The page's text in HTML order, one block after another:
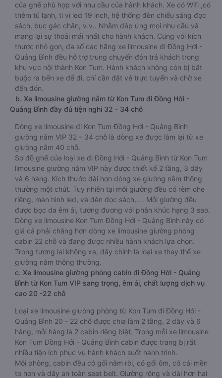
của ghế phù hợp với nhu cầu của hành khách. Xe có Wifi ,có
thêm tủ lạnh, ti vi led 19 inch, hệ thống đèn chiếu sáng đọc
sách, bục gác chân, v.v.. Nhằm đáp ứng mọi nhu cầu và
mang lại sự thoải mái nhất cho hành khách. Cũng với kích
thước nhỏ gọn, đa số các hãng xe limousine đi Đồng Hới -
Quảng Bình đều hỗ trợ trung chuyển đón trả khách trong
khu vực nội thành Kon Tum. Hành khách không còn bị bắt
buộc ra bến xe để đi, chỉ cần đặt vé trực tuyến và chờ xe
đến đón.
b. Xe limousine giường nằm từ Kon Tum đi Đồng Hới -
Quảng Bình đầy đủ tiện nghi 32 - 34 chỗ
Dòng xe limousine đi Kon Tum Đồng Hới - Quảng Bình
giường nằm VIP 32 – 34 chỗ là dòng xe được làm lại từ xe
giường nằm 40 chỗ.
Sơ đồ ghế của loại xe đi Đồng Hới - Quảng Bình từ Kon Tum
limousine giường nằm VIP này được thiết kế 2 tầng, 3 dãy
và 6 hàng. Kích thước dài hơn dòng xe giường nằm thông
thường một chút. Tuy nhiên tại mỗi giường đều có rèm che
riêng, màn hình led, và đèn đọc sách,…. Mỗi giường đều
được bọc da êm ái, tương đương với phân khúc hạng 3 sao.
Dòng xe limousine Kon Tum Đồng Hới - Quảng Bình này có
giá cả phải chăng hơn dòng xe limousine giường phòng
cabin 22 chỗ và đang được nhiều hành khách lựa chọn.
Trong tương lai không xa, đây chính là loại xe thay thế xe
giường nằm thông thường.
c. Xe limousine giường phòng cabin đi Đồng Hới - Quảng
Bình từ Kon Tum VIP sang trọng, êm ái, chất lượng dịch vụ
cao 20 -22 chỗ
Loại xe limousine giường phòng từ Kon Tum đi Đồng Hới -
Quảng Bình 20 - 22 chỗ được chia làm 2 tầng, 2 dãy và 6
hàng, mỗi hàng là 2 cabin riêng biệt. Trong mỗi xe limousine
Kon Tum Đồng Hới - Quảng Bình cabin được trang bị rất
nhiều tiện ích phục vụ hành khách suốt hành trình.
Mỗi phòng, cabin đều có gối nằm rời, có gối ôm, có cái mền
to hơn và dây an toàn seat belt. Giường rộng và dài hơn hai